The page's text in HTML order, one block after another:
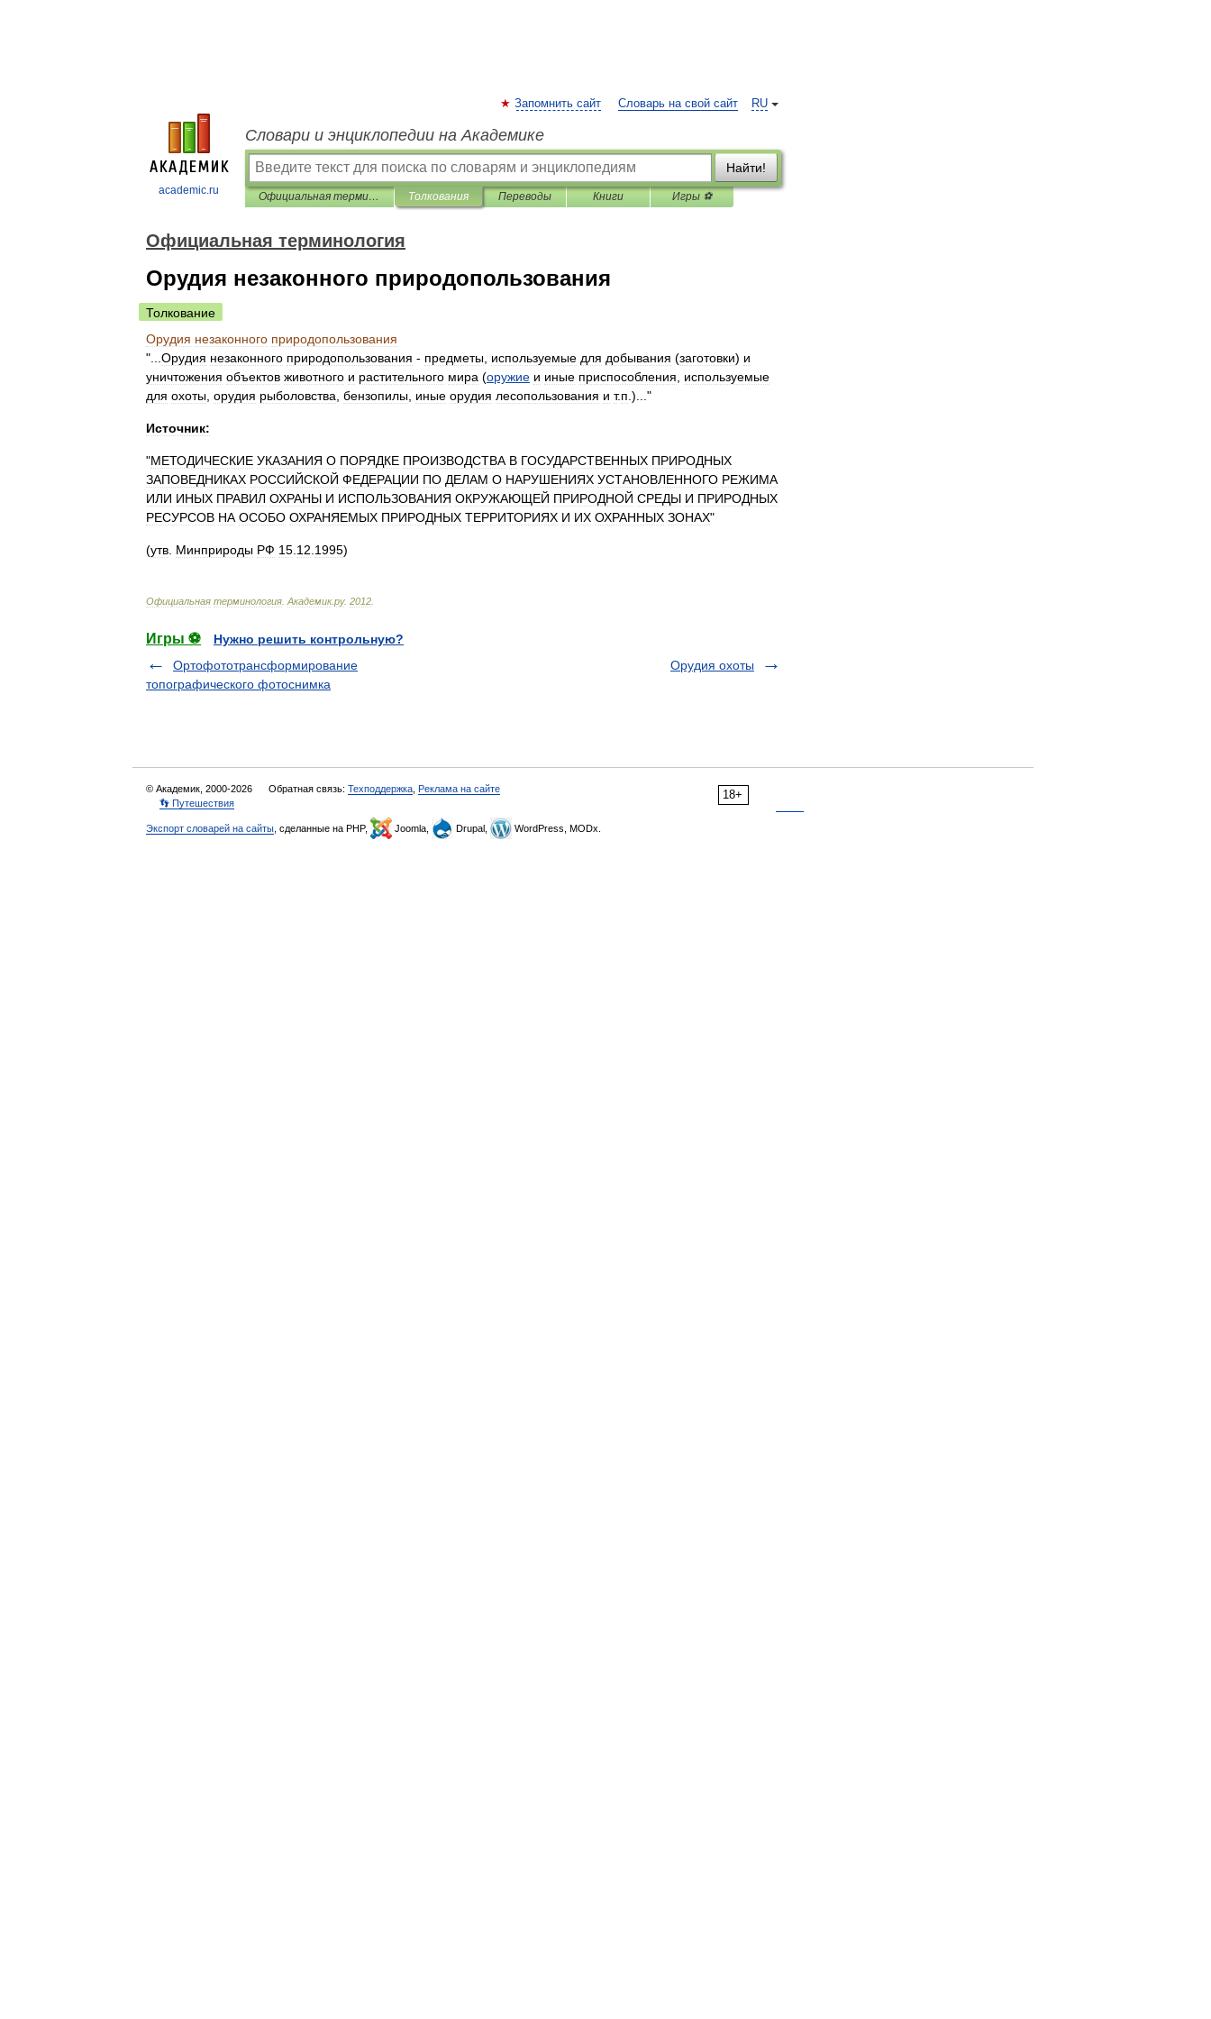
academic.ru
RU
Запомнить сайт Словарь на свой сайт
Словари и энциклопедии на Академике
Найти!
Официальная терминология Толкования Переводы Книги Игры ⚽
Официальная терминология
Орудия незаконного природопользования
Толкование
Орудия незаконного природопользования
"... Орудия незаконного природопользования - предметы используемые для добывания (заготовки) и
уничтожения объектов животного и растительного мира (оружие и иные приспособления
используемые
для охоты орудия рыболовства бензопилы иные орудия лесопользования и т.п .)..."
Источник:
"МЕТОДИЧЕСКИЕ УКАЗАНИЯ О ПОРЯДКЕ ПРОИЗВОДСТВА В ГОСУДАРСТВЕННЫХ ПРИРОДНЫХ
ЗАПОВЕДНИКАХ РОССИЙСКОЙ ФЕДЕРАЦИИ ПО ДЕЛАМ О НАРУШЕНИЯХ УСТАНОВЛЕННОГО РЕЖИМА
ИЛИ ИНЫХ ПРАВИЛ ОХРАНЫ И ИСПОЛЬЗОВАНИЯ ОКРУЖАЮЩЕЙ ПРИРОДНОЙ СРЕДЫ И ПРИРОДНЫХ
РЕСУРСОВ НА ОСОБО ОХРАНЯЕМЫХ ПРИРОДНЫХ ТЕРРИТОРИЯХ И ИХ ОХРАННЫХ ЗОНАХ"
(утв Минприроды РФ 15 12 1995)
Официальная терминология Академик.ру. 2012
Игры ⚽
Нужно решить контрольную?
Ортофототрансформирование
топографического фотоснимка
Орудия охоты
18+
© Академик, 2000-2026 Обратная связь: Техподдержка Реклама на сайте
👣 Путешествия
Экспорт словарей на сайты , сделанные на PHP, Joomla, Drupal, WordPress, MODx.